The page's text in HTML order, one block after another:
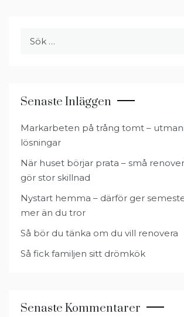
Senaste Inläggen
Markarbeten på trång tomt –
lösningar
När huset börjar prata – små
gör stor skillnad
Nystart hemma – därför ger
mer än du tror
Så bör du tänka om du vill renovera
Så fick familjen sitt drömkök
Senaste Kommentarer